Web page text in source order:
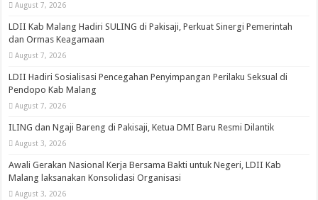
August 7, 2026
LDII Kab Malang Hadiri SULING di Pakisaji, Perkuat Sinergi Pemerintah
dan Ormas Keagamaan
August 7, 2026
LDII Hadiri Sosialisasi Pencegahan Penyimpangan Perilaku Seksual di
Pendopo Kab Malang
August 7, 2026
ILING dan Ngaji Bareng di Pakisaji, Ketua DMI Baru Resmi Dilantik
August 3, 2026
Awali Gerakan Nasional Kerja Bersama Bakti untuk Negeri, LDII Kab
Malang laksanakan Konsolidasi Organisasi
August 3, 2026